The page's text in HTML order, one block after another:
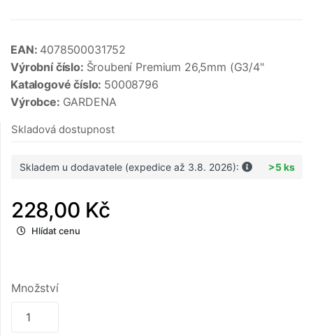
EAN: 4078500031752
Výrobní číslo: Šroubení Premium 26,5mm (G3/4"
Katalogové číslo: 50008796
Výrobce: GARDENA
Skladová dostupnost
Skladem u dodavatele (expedice až 3.8. 2026): >5 ks
228,00 Kč
Hlídat cenu
Množství